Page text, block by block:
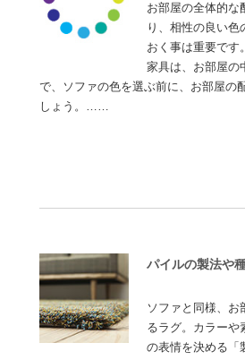
お部屋の全体的な
り、相性の良い色
おく事は重要です
家具は、お部屋の
で、ソファの色を選ぶ前に、お部屋の
しょう。……
パイルの製法や
ソファと同様、お
るラグ。カラーや
の表情を決める「